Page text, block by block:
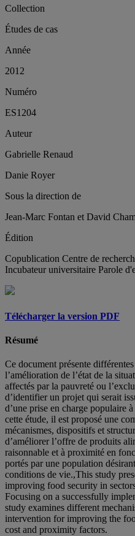
Collection
Études de cas
Année
2012
Numéro
ES1204
Auteur
Gabrielle Renaud
Danie Royer
Sous la direction de
Jean-Marc Fontan et David
Édition
Copublication Centre de
Incubateur universitaire Parole
Télécharger la version PDF
Résumé
Ce document présente
l’amélioration de l’état de la
affectés par la pauvreté ou
d’identifier un projet qui serait
d’une prise en charge populaire
cette étude, il est proposé une
mécanismes, dispositifs et
d’améliorer l’offre de produits
raisonnable et à proximité en
portés par une population
conditions de vie.,This study
improving food security in
Focusing on a successfully
study examines different
intervention for improving the
cost and proximity factors.